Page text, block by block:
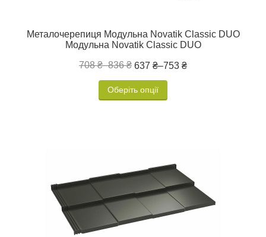
Металочерепиця Модульна Novatik Classic DUO
Модульна Novatik Classic DUO
708 ₴–836 ₴ 637 ₴–753 ₴
Оберіть опції